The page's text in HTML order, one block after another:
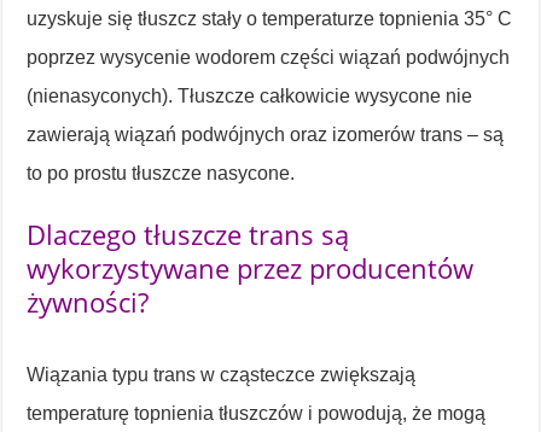
uzyskuje się tłuszcz stały o temperaturze topnienia 35° C
poprzez wysycenie wodorem części wiązań podwójnych
(nienasyconych). Tłuszcze całkowicie wysycone nie
zawierają wiązań podwójnych oraz izomerów trans – są
to po prostu tłuszcze nasycone.
Dlaczego tłuszcze trans są
wykorzystywane przez producentów
żywności?
Wiązania typu trans w cząsteczce zwiększają
temperaturę topnienia tłuszczów i powodują, że mogą